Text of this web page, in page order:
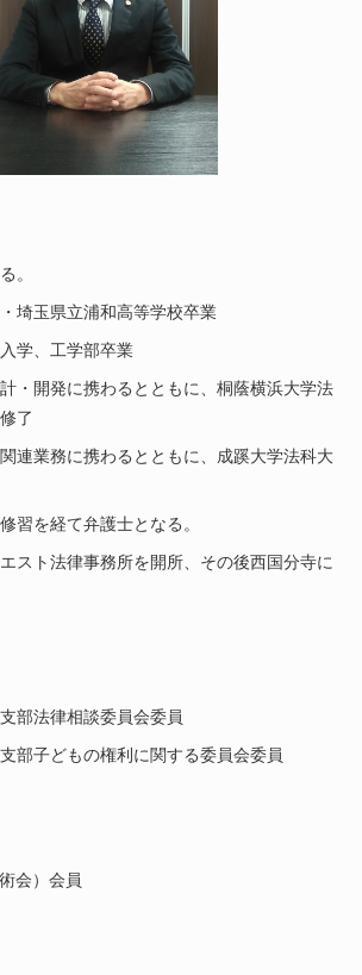
。
埼玉県立浦和高等学校卒業
学、工学部卒業
・開発に携わるとともに、桐蔭横浜大学法
了
連業務に携わるとともに、成蹊大学法科大
習を経て弁護士となる。
スト法律事務所を開所、その後西国分寺に
部法律相談委員会委員
部子どもの権利に関する委員会委員
会）会員